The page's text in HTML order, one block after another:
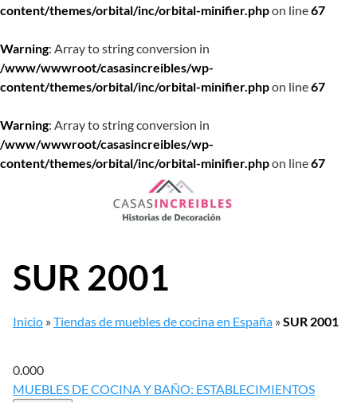
content/themes/orbital/inc/orbital-minifier.phpon line67
Warning: Array to string conversion in
/www/wwwroot/casasincreibles/wp-
content/themes/orbital/inc/orbital-minifier.phpon line67
Warning: Array to string conversion in
/www/wwwroot/casasincreibles/wp-
content/themes/orbital/inc/orbital-minifier.phpon line67
SUR 2001
Inicio »Tiendas de muebles de cocina en España »SUR 2001
0.000
MUEBLES DE COCINA Y BAÑO: ESTABLECIMIENTOS